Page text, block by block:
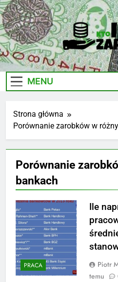
Skip
to
content
Zarobki
MENU
Strona główna
Porównanie zarobków w
Porównanie
bankach
PRACA
Ile
Piotr
temu